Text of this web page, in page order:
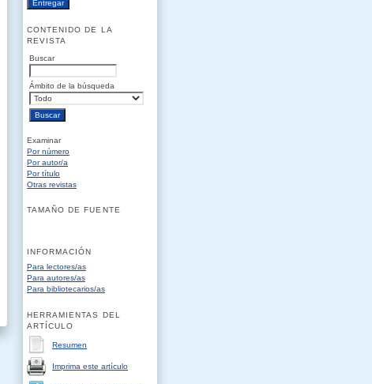
CONTENIDO DE LA
REVISTA
Buscar
Ámbito de la búsqueda
Examinar
Por número
Por autor/a
Por título
Otras revistas
TAMAÑO DE FUENTE
INFORMACIÓN
Para lectores/as
Para autores/as
Para bibliotecarios/as
HERRAMIENTAS DEL
ARTÍCULO
Resumen
Imprima este artículo